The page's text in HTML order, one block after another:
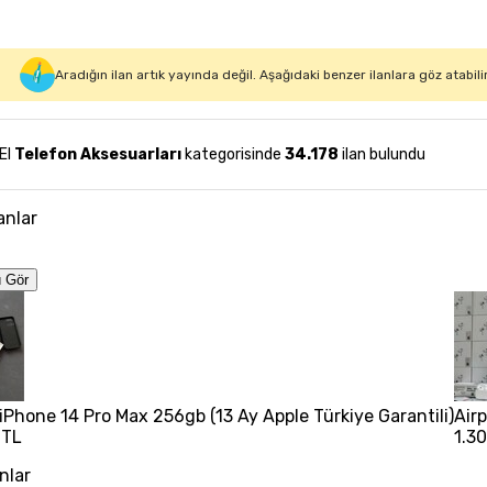
Aradığın ilan artık yayında değil. Aşağıdaki benzer ilanlara göz
Telefon Aksesuarları kategorisinde 34.178 ilan bulundu
Gör
14 Pro Max 256gb (13 Ay Apple Türkiye Garantili)